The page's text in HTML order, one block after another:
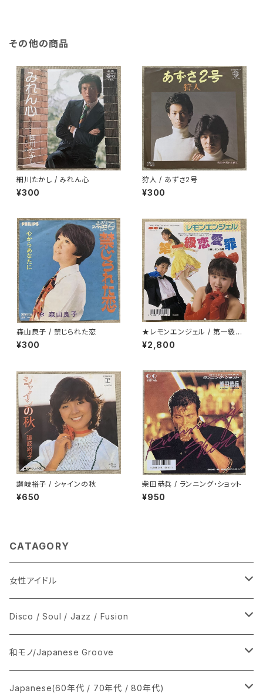
その他の商品
細川たかし / みれん心
¥300
狩人 / あずさ2号
¥300
森山良子 / 禁じられた恋
¥300
★レモンエンジェル / 第一級恋
愛罪
¥2,800
讃岐裕子 / シャインの秋
¥650
柴田恭兵 / ランニング・ショット
¥950
CATAGORY
女性アイドル
シングル盤
あ行
か行
LP
CD
Disco / Soul / Jazz / Fusion
シングル盤
A
12インチ・シングル
和モノ/Japanese Groove
シングル盤
Japanese(60年代 / 70年代 / 80年代)